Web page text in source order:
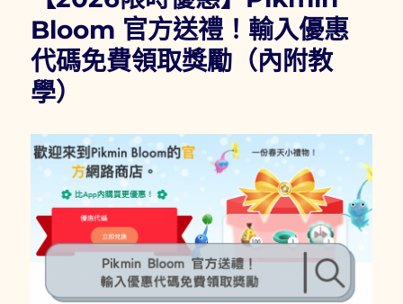
Bloom
瑪
利
歐
名
登
場！
教
你
用
「每
日
回
Bloom 官方送禮！輸入優惠
代碼免費領取獎勵（內附教
學）